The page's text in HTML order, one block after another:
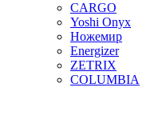
CARGO
Yoshi Onyx
Ножемир
Energizer
ZETRIX
COLUMBIA